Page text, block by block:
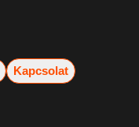
Kapcsolat